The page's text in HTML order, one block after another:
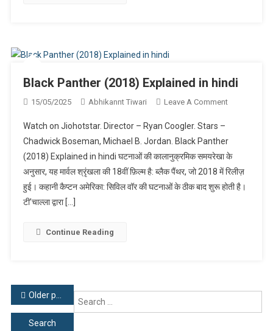
Black Panther (2018) Explained in hindi
15/05/2025 Abhikannt Tiwari Leave A CommentOn
(2018)
Explained
In
Hindi
Watch on Jiohotstar. Director – Ryan Coogler. Stars –
Chadwick Boseman, Michael B. Jordan. Black Panther
(2018) Explained in hindi घटनाओं की कालानुक्रमिक समयरेखा के
अनुसार, यह मार्वल श्रृंखला की 18वीं फ़िल्म है: ब्लैक पैंथर, जो 2018 में रिलीज़
हुई। कहानी कैप्टन अमेरिका: सिविल वॉर की घटनाओं के ठीक बाद शुरू होती है।
टी’चाल्ला द्वारा […]
Continue Reading
Posts
navigation
Older posts